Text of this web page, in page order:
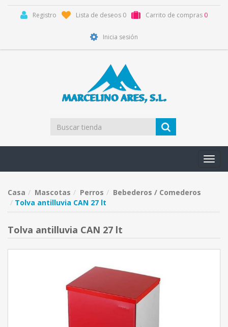
Registro Lista de deseos 0 Carrito de compras 0
Inicia sesión
Casa Mascotas Perros
Bebederos / Comederos
Tolva antilluvia CAN 27 lt
Tolva antilluvia CAN 27 lt